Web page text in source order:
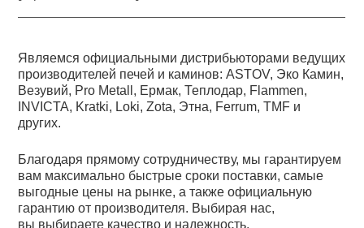
Являемся официальными дистрибьюторами ведущих
производителей печей и каминов: ASTOV, Эко Камин,
Везувий, Pro Metall, Ермак, Теплодар, Flammen,
INVICTA, Kratki, Loki, Zota, Этна, Ferrum, TMF и
других.
Благодаря прямому сотрудничеству, мы гарантируем
вам максимально быстрые сроки поставки, самые
выгодные цены на рынке, а также официальную
гарантию от производителя. Выбирая нас,
вы выбираете качество и надежность.